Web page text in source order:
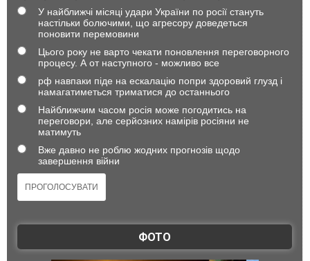
У найближчі місяці удари України по росії стануть
настільки болючими, що агресору доведеться
поновити перемовини
Цього року не варто чекати поновлення переговорного
процесу. А от наступного - можливо все
рф навпаки піде на ескалацію попри здоровий глузд і
намагатиметься триматися до останнього
Найближчим часом росія може погодитись на
переговори, але серйозних намірів росіяни не
матимуть
Вже давно не роблю жодних прогнозів щодо
завершення війни
ФОТО